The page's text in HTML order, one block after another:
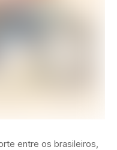
entre os brasileiros,